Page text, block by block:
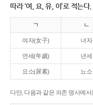
따라 ‘여, 요, 유, 이’로 적는
ㄱ ㄴ
여자(女子) 녀자
연세(年歲) 년세
요소(尿素) 뇨소
다만, 다음과 같은 의존 명사에서